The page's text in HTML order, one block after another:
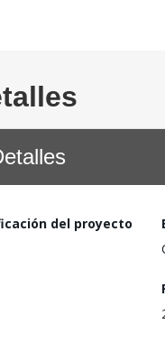
del proyecto